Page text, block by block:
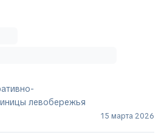
левобережья
15 марта 2026